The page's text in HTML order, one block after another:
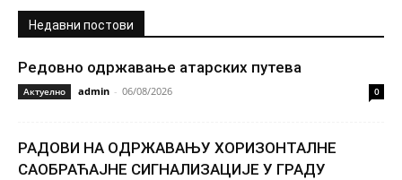
Недавни постови
Редовно одржавање атарских путева
Актуелно admin - 06/08/2026 0
РАДОВИ НА ОДРЖАВАЊУ ХОРИЗОНТАЛНЕ
САОБРАЋАЈНЕ СИГНАЛИЗАЦИЈЕ У ГРАДУ